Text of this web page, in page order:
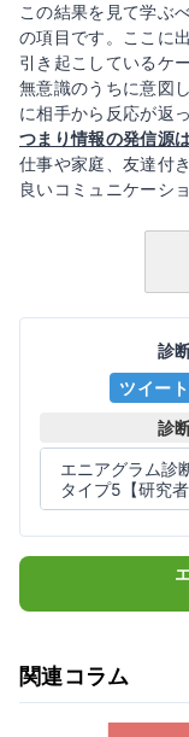
この結果を見て学ぶ
の項目です。ここに
引き起こしているケ
無意識のうちに意図
に相手から反応が返
つまり情報の発信源
仕事や家庭、友達付
良いコミュニケーシ
診
ツイート
診
関連コラム